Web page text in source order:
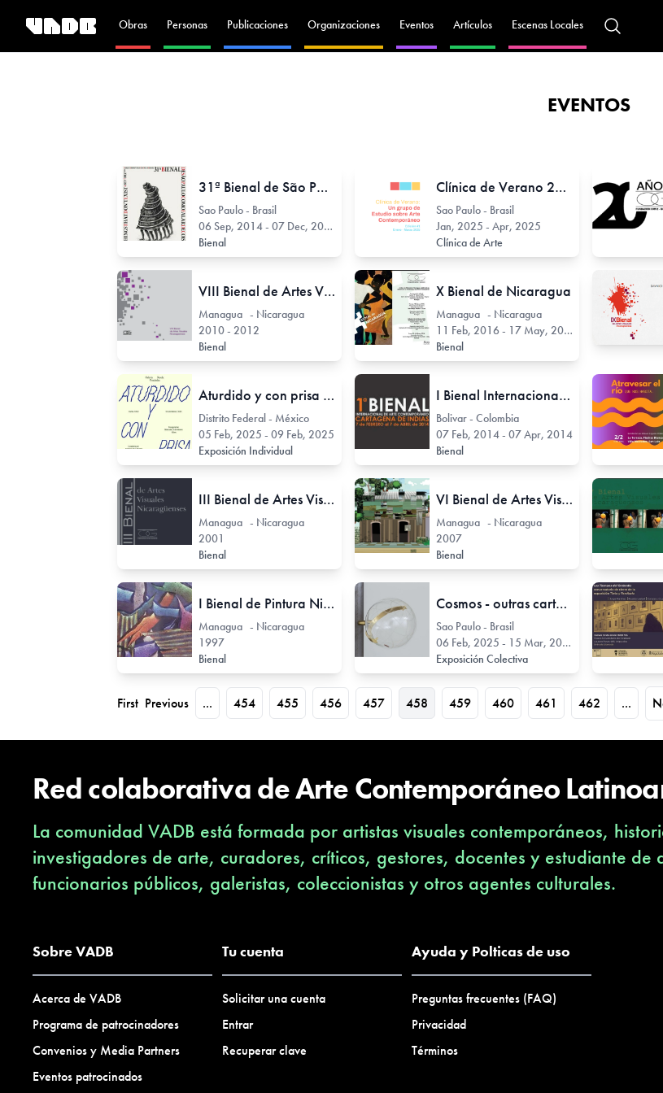
Obras Personas Publicaciones Organizaciones Eventos Artículos Escenas Locales
EVENTOS
31ª Bienal de São Paulo
Sao Paulo - Brasil
06 Sep, 2014 - 07 Dec, 2014
Bienal
Clínica de Verano 2025: Un grupo de estudio sobre arte contemporáneo
Sao Paulo - Brasil
Jan, 2025 - Apr, 2025
Clínica de Arte
VIII Bienal de Artes Visuales Nicaragüense
Managua - Nicaragua
2010 - 2012
Bienal
X Bienal de Nicaragua
Managua - Nicaragua
11 Feb, 2016 - 17 May, 2016
Bienal
Aturdido y con prisa (ó sobre cómo contarnos las propias mentiras)
Distrito Federal - México
05 Feb, 2025 - 09 Feb, 2025
Exposición Individual
I Bienal Internacional de Arte de Cartagena (BIACI)
Bolivar - Colombia
07 Feb, 2014 - 07 Apr, 2014
Bienal
III Bienal de Artes Visuales Nicaragüense
Managua - Nicaragua
2001
Bienal
VI Bienal de Artes Visuales Nicaragüense
Managua - Nicaragua
2007
Bienal
I Bienal de Pintura Nicaragüense
Managua - Nicaragua
1997
Bienal
Cosmos - outras cartografias
Sao Paulo - Brasil
06 Feb, 2025 - 15 Mar, 2025
Exposición Colectiva
First Previous ... 454 455 456 457 458 459 460 461 462 ...
Red colaborativa de Arte Contemporáneo
La comunidad VADB está formada por artistas visuales contemporáneos,
investigadores de arte, curadores, críticos, gestores, docentes y estudiante de
funcionarios públicos, galeristas, coleccionistas y otros agentes culturales.
Sobre VADB
Acerca de VADB
Programa de patrocinadores
Convenios y Media Partners
Eventos patrocinados
Tu cuenta
Solicitar una cuenta
Entrar
Recuperar clave
Ayuda y Polticas de uso
Preguntas frecuentes (FAQ)
Privacidad
Términos